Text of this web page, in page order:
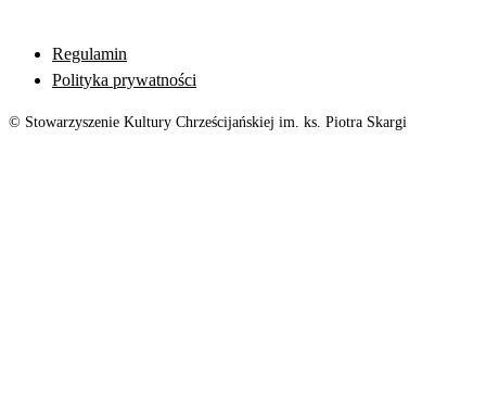
Regulamin
Polityka prywatności
© Stowarzyszenie Kultury Chrześcijańskiej im. ks. Piotra Skargi